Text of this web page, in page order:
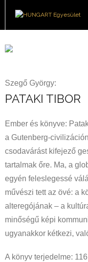
Rólunk
Letöltések
Kapcsolat
Szegő György:
PATAKI TIBOR
Ember és könyve:
a Gutenberg-
csodavárást kifejező
tartalmak őre. Ma, a
egyén feleslegessé
művészi tett az övé: a
alteregójának – a
minőségű képi
ugyanakkor kétkezi,
A könyv terjedelme: 116